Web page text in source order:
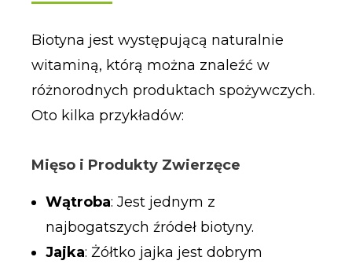
Biotyna jest występującą naturalnie
witaminą, którą można znaleźć w
różnorodnych produktach spożywczych.
Oto kilka przykładów:
Mięso i Produkty Zwierzęce
Wątroba: Jest jednym z
najbogatszych źródeł biotyny.
Jajka: Żółtko jajka jest dobrym